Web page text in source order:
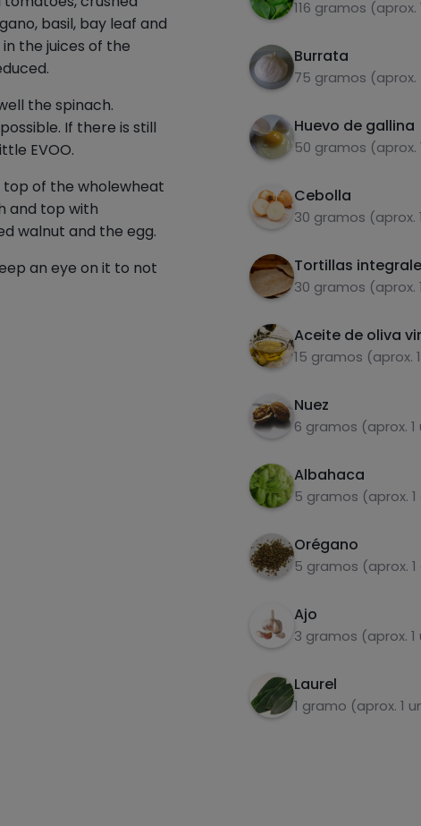
basil, bay leaf and
the juices of the
the spinach.
If there is still
EVOO.
of the wholewheat
and top with
walnut and the egg.
an eye on it to not
116 gramos
Burrata
75 gramos
Huevo de gallina
50 gramos (aprox.
Cebolla
30 gramos (aprox.
Tortillas
30 gramos (aprox.
Aceite de oliva
15 gramos (aprox.
Nuez
6 gramos (aprox.
Albahaca
5 gramos (aprox.
Orégano
5 gramos (aprox.
Ajo
3 gramos (aprox.
Laurel
1 gramo (aprox. 1